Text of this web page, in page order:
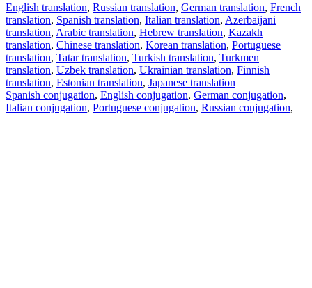
English translation, Russian translation, German translation, French
translation, Spanish translation, Italian translation, Azerbaijani
translation, Arabic translation, Hebrew translation, Kazakh
translation, Chinese translation, Korean translation, Portuguese
translation, Tatar translation, Turkish translation, Turkmen
translation, Uzbek translation, Ukrainian translation, Finnish
translation, Estonian translation, Japanese translation
Spanish conjugation, English conjugation, German conjugation,
Italian conjugation, Portuguese conjugation, Russian conjugation,